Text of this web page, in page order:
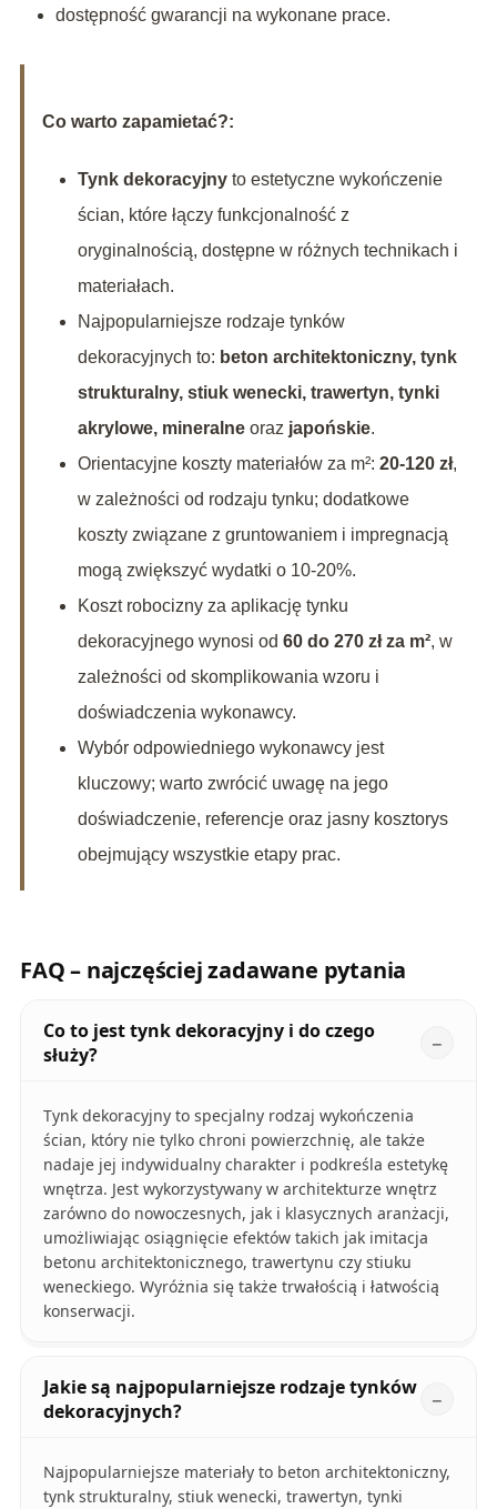
dostępność gwarancji na wykonane prace.
Co warto zapamietać?:
Tynk dekoracyjnyto estetyczne wykończenie
ścian, które łączy funkcjonalność z
oryginalnością, dostępne w różnych technikach i
materiałach.
Najpopularniejsze rodzaje tynków
dekoracyjnych to: beton architektoniczny, tynk
strukturalny, stiuk wenecki, trawertyn, tynki
akrylowe, mineralneoraz japońskie.
Orientacyjne koszty materiałów za m²: 20-120 zł,
w zależności od rodzaju tynku; dodatkowe
koszty związane z gruntowaniem i impregnacją
mogą zwiększyć wydatki o 10-20%.
Koszt robocizny za aplikację tynku
dekoracyjnego wynosi od 60 do 270 zł za m², w
zależności od skomplikowania wzoru i
doświadczenia wykonawcy.
Wybór odpowiedniego wykonawcy jest
kluczowy; warto zwrócić uwagę na jego
doświadczenie, referencje oraz jasny kosztorys
obejmujący wszystkie etapy prac.
FAQ – najczęściej zadawane pytania
Co to jest tynk dekoracyjny i do czego
służy?
Tynk dekoracyjny to specjalny rodzaj wykończenia
ścian, który nie tylko chroni powierzchnię, ale także
nadaje jej indywidualny charakter i podkreśla estetykę
wnętrza. Jest wykorzystywany w architekturze wnętrz
zarówno do nowoczesnych, jak i klasycznych aranżacji,
umożliwiając osiągnięcie efektów takich jak imitacja
betonu architektonicznego, trawertynu czy stiuku
weneckiego. Wyróżnia się także trwałością i łatwością
konserwacji.
Jakie są najpopularniejsze rodzaje tynków
dekoracyjnych?
Najpopularniejsze materiały to beton architektoniczny,
tynk strukturalny, stiuk wenecki, trawertyn, tynki